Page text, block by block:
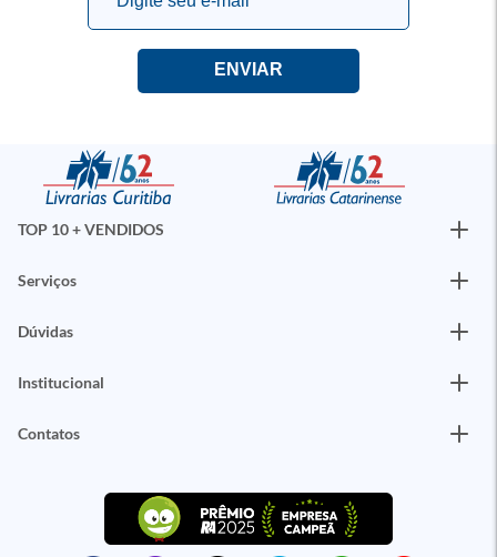
TOP 10 + VENDIDOS
Serviços
Dúvidas
Institucional
Contatos